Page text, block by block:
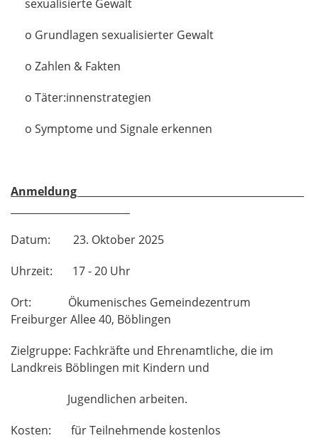
sexualisierte Gewalt
o Grundlagen sexualisierter Gewalt
o Zahlen & Fakten
o Täter:innenstrategien
o Symptome und Signale erkennen
Anmeldung
Datum: 23. Oktober 2025
Uhrzeit: 17 - 20 Uhr
Ort: Ökumenisches Gemeindezentrum
Freiburger Allee 40, Böblingen
Zielgruppe: Fachkräfte und Ehrenamtliche, die im
Landkreis Böblingen mit Kindern und
Jugendlichen arbeiten.
Kosten: für Teilnehmende kostenlos